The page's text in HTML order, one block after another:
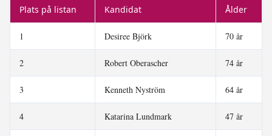
Plats på listan Kandidat Ålder
1 Desiree Björk 70 år
2 Robert Oberascher 74 år
3 Kenneth Nyström 64 år
4 Katarina Lundmark 47 år